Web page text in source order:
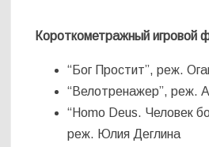
Короткометражный игровой
“Бог Простит”, реж.
“Велотренажер”, реж.
“Homo Deus. Человек
реж. Юлия Деглина